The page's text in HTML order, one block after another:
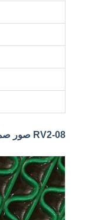
RV2-08 صور صمام الإغاثة